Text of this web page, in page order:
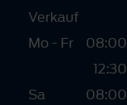
Verkauf
Mo - Fr
08:00
12:30
Sa
08:00